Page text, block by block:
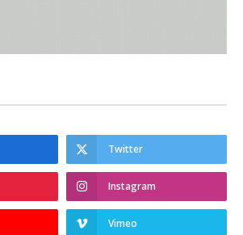
Twitter
Instagram
Vimeo